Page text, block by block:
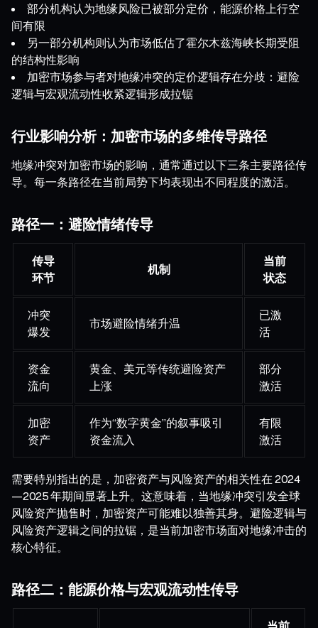
部分机构认为地缘风险已被部分定价，能源价格上行空
间有限
另一部分机构则认为市场低估了霍尔木兹海峡长期受阻
的结构性影响
加密市场参与者对地缘冲突的定价逻辑存在分歧：避险
逻辑与宏观流动性收紧逻辑形成拉锯
行业影响分析：加密市场的多维传导路径
地缘冲突对加密市场的影响，通常通过以下三条主要路径传
导。每一条路径在当前局势下均表现出不同程度的激活。
路径一：避险情绪传导
传导
环节
机制
当前
状态
冲突
爆发
市场避险情绪升温
已激
活
资金
流向
黄金、美元等传统避险资产
上涨
部分
激活
加密
资产
作为“数字黄金”的叙事吸引
资金流入
有限
激活
需要特别指出的是，加密资产与风险资产的相关性在 2024
—2025 年期间显著上升。这意味着，当地缘冲突引发全球
风险资产抛售时，加密资产可能难以独善其身。避险逻辑与
风险资产逻辑之间的拉锯，是当前加密市场面对地缘冲击的
核心特征。
路径二：能源价格与宏观流动性传导